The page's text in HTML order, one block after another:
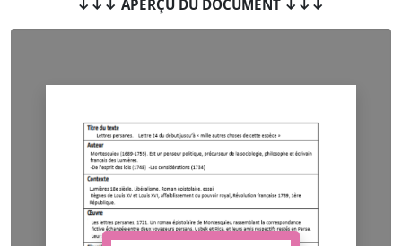
↓↓↓ APERÇU DU DOCUMENT ↓↓↓